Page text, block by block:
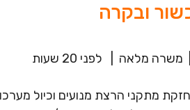
ובקרה
משרה מלאה לפני 20 שעות
מתקני הרצת מנועים וכיול